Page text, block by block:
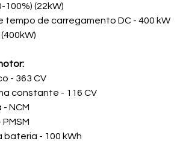
100%) (22kW)
tempo de carregamento DC - 400 kW
(400kW)
- 363 CV
constante - 116 CV
NCM
- 100 kWh